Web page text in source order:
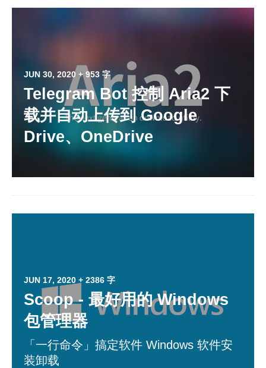
JUN 30, 2020 + 953 字
Telegram Bot 控制 Aria2 下
载并自动上传到 Google
Drive、OneDrive
JUN 17, 2020 + 2386 字
Scoop - 最好用的 Windows
包管理器
「一行命令」搞定软件 Windows 软件安
装卸载